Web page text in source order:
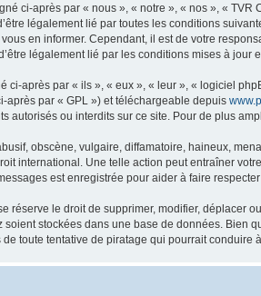
ci-après par « nous », « notre », « nos », «
légalement lié par toutes les conditions
en informer. Cependant, il est de votre
légalement lié par les conditions mises à jour
ci-après par « ils », « eux », « leur », « logiciel
après par « GPL ») et téléchargeable depuis
autorisés ou interdits sur ce site. Pour de plus
obscène, vulgaire, diffamatoire, haineux,
international. Une telle action peut entraîner
est enregistrée pour aider à faire
réserve le droit de supprimer, modifier, déplacer
stockées dans une base de données. Bien
toute tentative de piratage qui pourrait conduire